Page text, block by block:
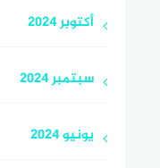
أكتوبر 2024
سبتمبر 2024
يونيو 2024